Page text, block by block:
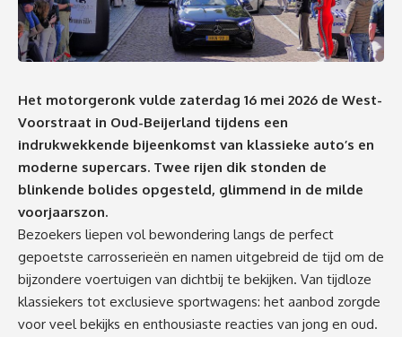
Het motorgeronk vulde zaterdag 16 mei 2026 de West-
Voorstraat in Oud-Beijerland tijdens een
indrukwekkende bijeenkomst van klassieke auto’s en
moderne supercars. Twee rijen dik stonden de
blinkende bolides opgesteld, glimmend in de milde
voorjaarszon.
Bezoekers liepen vol bewondering langs de perfect
gepoetste carrosserieën en namen uitgebreid de tijd om de
bijzondere voertuigen van dichtbij te bekijken. Van tijdloze
klassiekers tot exclusieve sportwagens: het aanbod zorgde
voor veel bekijks en enthousiaste reacties van jong en oud.